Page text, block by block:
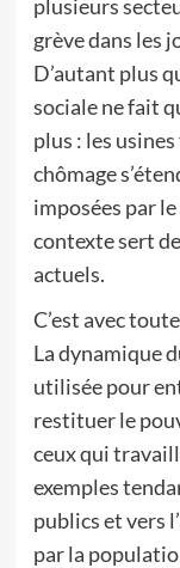
plusieurs
grève dans les
D’autant plus
sociale ne fait
plus : les
chômage
imposées par
contexte sert
actuels.
C’est avec
La dynamique
utilisée pour
restituer le
ceux qui
exemples
publics et vers
par la